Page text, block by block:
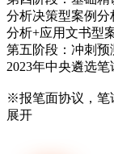
分析决策型案例分
分析+应用文书型
第五阶段：冲刺预
2023年中央遴选
※报笔面协议，笔
展开